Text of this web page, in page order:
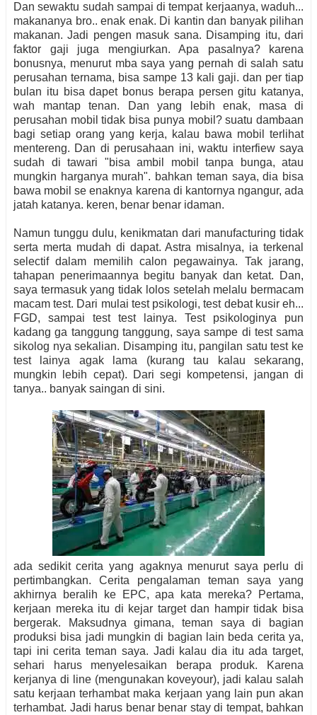
Dan sewaktu sudah sampai di tempat kerjaanya, waduh...
makananya bro.. enak enak. Di kantin dan banyak pilihan
makanan. Jadi pengen masuk sana. Disamping itu, dari
faktor gaji juga mengiurkan. Apa pasalnya? karena
bonusnya, menurut mba saya yang pernah di salah satu
perusahan ternama, bisa sampe 13 kali gaji. dan per tiap
bulan itu bisa dapet bonus berapa persen gitu katanya,
wah mantap tenan. Dan yang lebih enak, masa di
perusahan mobil tidak bisa punya mobil? suatu dambaan
bagi setiap orang yang kerja, kalau bawa mobil terlihat
mentereng. Dan di perusahaan ini, waktu interfiew saya
sudah di tawari "bisa ambil mobil tanpa bunga, atau
mungkin harganya murah". bahkan teman saya, dia bisa
bawa mobil se enaknya karena di kantornya ngangur, ada
jatah katanya. keren, benar benar idaman.
Namun tunggu dulu, kenikmatan dari manufacturing tidak
serta merta mudah di dapat. Astra misalnya, ia terkenal
selectif dalam memilih calon pegawainya. Tak jarang,
tahapan penerimaannya begitu banyak dan ketat. Dan,
saya termasuk yang tidak lolos setelah melalu bermacam
macam test. Dari mulai test psikologi, test debat kusir eh...
FGD, sampai test test lainya. Test psikologinya pun
kadang ga tanggung tanggung, saya sampe di test sama
sikolog nya sekalian. Disamping itu, pangilan satu test ke
test lainya agak lama (kurang tau kalau sekarang,
mungkin lebih cepat). Dari segi kompetensi, jangan di
tanya.. banyak saingan di sini.
ada sedikit cerita yang agaknya menurut saya perlu di
pertimbangkan. Cerita pengalaman teman saya yang
akhirnya beralih ke EPC, apa kata mereka? Pertama,
kerjaan mereka itu di kejar target dan hampir tidak bisa
bergerak. Maksudnya gimana, teman saya di bagian
produksi bisa jadi mungkin di bagian lain beda cerita ya,
tapi ini cerita teman saya. Jadi kalau dia itu ada target,
sehari harus menyelesaikan berapa produk. Karena
kerjanya di line (mengunakan koveyour), jadi kalau salah
satu kerjaan terhambat maka kerjaan yang lain pun akan
terhambat. Jadi harus benar benar stay di tempat, bahkan